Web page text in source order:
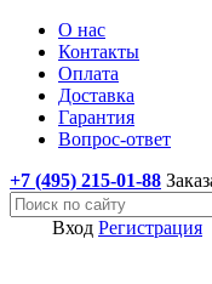
О нас
Контакты
Оплата
Доставка
Гарантия
Вопрос-ответ
+7 (495) 215-01-88
Вход Регистрация